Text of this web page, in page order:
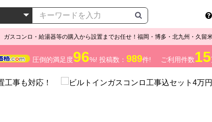
ガスコンロ・給湯器等の購入から設置までお任せ！福岡・博多・北九州・久留
圧倒的満足度96%! 投稿数： 989件! ご利用件数15